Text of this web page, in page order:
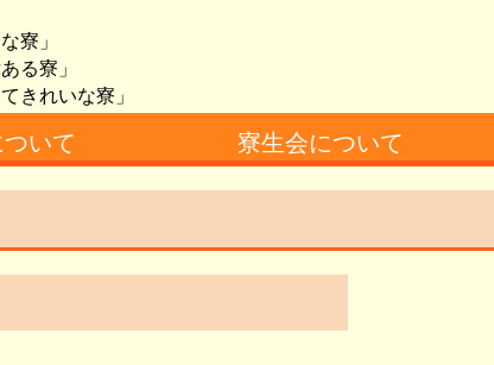
寮」
る寮」
てきれいな寮」
いて 寮生会について
寮生会概要
男子寮総代あいさつ
女子寮総代あいさつ